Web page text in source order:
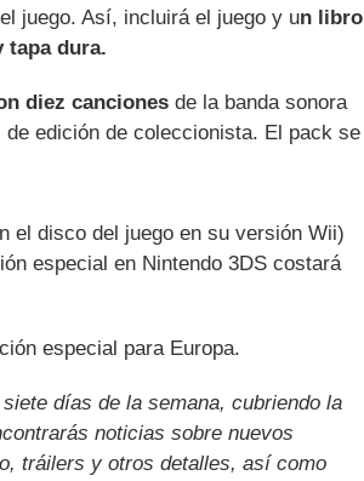
juego. Así, incluirá el juego y un libro
tapa dura.
diez canciones de la banda sonora
edición de coleccionista. El pack se
el disco del juego en su versión Wii)
especial en Nintendo 3DS costará
especial para Europa.
días de la semana, cubriendo la
noticias sobre nuevos
tráilers y otros detalles, así como